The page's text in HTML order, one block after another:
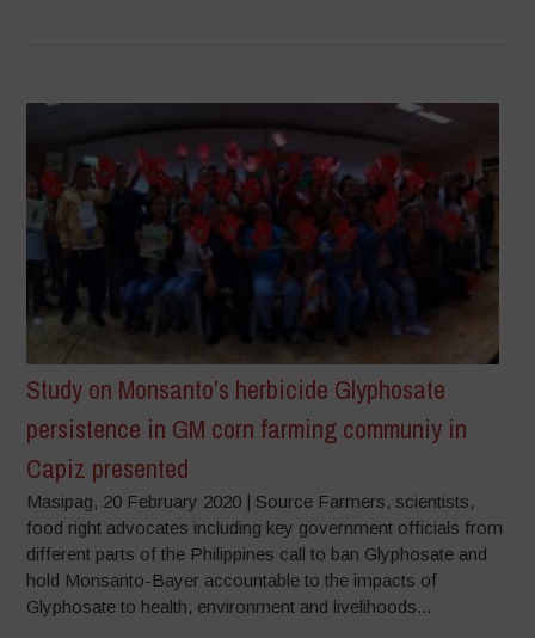
Study on Monsanto’s herbicide Glyphosate
persistence in GM corn farming communiy in
Capiz presented
Masipag, 20 February 2020 | Source Farmers, scientists,
food right advocates including key government officials from
different parts of the Philippines call to ban Glyphosate and
hold Monsanto-Bayer accountable to the impacts of
Glyphosate to health, environment and livelihoods...